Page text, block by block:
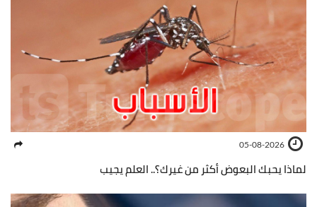
05-08-2026
لماذا يحبك البعوض أكثر من غيرك؟.. العلم يجيب